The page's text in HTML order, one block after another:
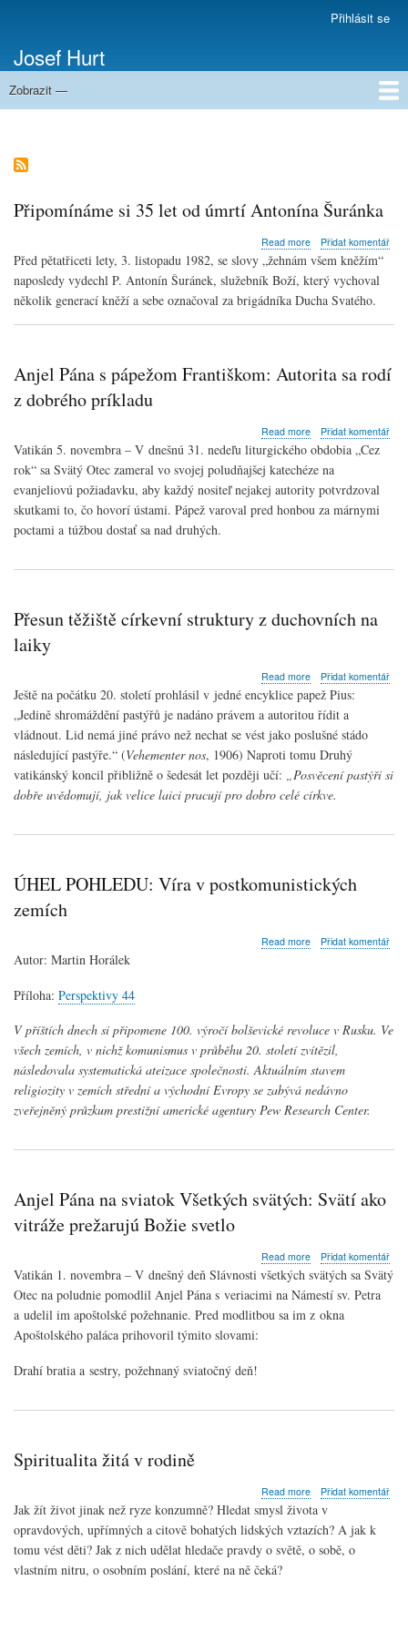
obsahu
uživatelského
účtu
Přihlásit se
Josef Hurt
Zobrazit —
Připomínáme si 35 let od úmrtí Antonína Šuránka
Read moreabout
Připomínáme
35
let
Přidat komentář
Před pětatřiceti lety, 3. listopadu 1982, se slovy „žehnám všem kněžím“
naposledy vydechl P. Antonín Šuránek, služebník Boží, který vychoval
několik generací kněží a sebe označoval za brigádníka Ducha Svatého.
Anjel Pána s pápežom Františkom: Autorita sa rodí
z dobrého príkladu
Read moreabout
Anjel
s
pápežom
Františkom:
z
Přidat komentář
Vatikán 5. novembra – V dnešnú 31. nedeľu liturgického obdobia „Cez
rok“ sa Svätý Otec zameral vo svojej poludňajšej katechéze na
evanjeliovú požiadavku, aby každý nositeľ nejakej autority potvrdzoval
skutkami to, čo hovorí ústami. Pápež varoval pred honbou za márnymi
poctami a túžbou dostať sa nad druhých.
Přesun těžiště církevní struktury z duchovních na
laiky
Read moreabout
Přesun
těžiště
církevní
struktury
z
na
laiky
Přidat komentář
Ještě na počátku 20. století prohlásil v jedné encyklice papež Pius:
„Jedině shromáždění pastýřů je nadáno právem a autoritou řídit a
vládnout. Lid nemá jiné právo než nechat se vést jako poslušné stádo
následující pastýře.“ (Vehementer nos, 1906) Naproti tomu Druhý
vatikánský koncil přibližně o šedesát let později učí: „Posvěcení pastýři si
dobře uvědomují, jak velice laici pracují pro dobro celé církve.
ÚHEL POHLEDU: Víra v postkomunistických
zemích
Read moreabout
zemích
Přidat komentář
Autor: Martin Horálek
Příloha: Perspektivy 44
V příštích dnech si připomene 100. výročí bolševické revoluce v Rusku. Ve
všech zemích, v nichž komunismus v průběhu 20. století zvítězil,
následovala systematická ateizace společnosti. Aktuálním stavem
religiozity v zemích střední a východní Evropy se zabývá nedávno
zveřejněný průzkum prestižní americké agentury Pew Research Center.
Anjel Pána na sviatok Všetkých svätých: Svätí ako
vitráže prežarujú Božie svetlo
Read moreabout
Anjel
Pána
na
sviatok
prežarujú
Přidat komentář
Vatikán 1. novembra – V dnešný deň Slávnosti všetkých svätých sa Svätý
Otec na poludnie pomodlil Anjel Pána s veriacimi na Námestí sv. Petra
a udelil im apoštolské požehnanie. Pred modlitbou sa im z okna
Apoštolského paláca prihovoril týmito slovami:
Drahí bratia a sestry, požehnaný sviatočný deň!
Spiritualita žitá v rodině
Read moreabout
Spiritualita
v
rodině
Přidat komentář
Jak žít život jinak než ryze konzumně? Hledat smysl života v
opravdových, upřímných a citově bohatých lidských vztazích? A jak k
tomu vést děti? Jak z nich udělat hledače pravdy o světě, o sobě, o
vlastním nitru, o osobním poslání, které na ně čeká?